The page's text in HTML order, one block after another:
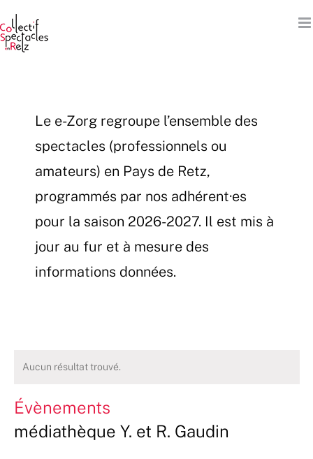
au
contenu
Le e-Zorg regroupe l’ensemble des
spectacles (professionnels ou
amateurs) en Pays de Retz,
programmés par nos adhérent·es
pour la saison 2026-2027. Il est mis à
jour au fur et à mesure des
informations données.
Aucun résultat trouvé.
Évènements
médiathèque Y. et R. Gaudin